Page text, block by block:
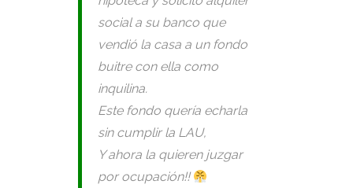
social a su banco que
vendió la casa a un fondo
buitre con ella como
inquilina.
Este fondo quería echarla
sin cumplir la LAU,
Y ahora la quieren juzgar
por ocupación!!